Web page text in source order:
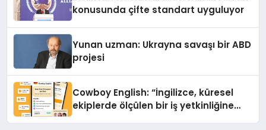
konusunda çifte standart uyguluyor
Yunan uzman: Ukrayna savaşı bir ABD
projesi
Cowboy English: “İngilizce, küresel
ekiplerde ölçülen bir iş yetkinliğine